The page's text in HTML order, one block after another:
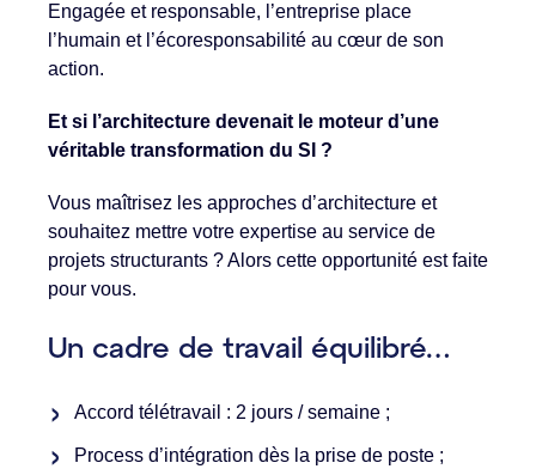
Engagée et responsable, l’entreprise place
l’humain et l’écoresponsabilité au cœur de son
action.
Et si l’architecture devenait le moteur d’une
véritable transformation du SI ?
Vous maîtrisez les approches d’architecture et
souhaitez mettre votre expertise au service de
projets structurants ? Alors cette opportunité est faite
pour vous.
Un cadre de travail équilibré…
Accord télétravail : 2 jours / semaine ;
Process d’intégration dès la prise de poste ;